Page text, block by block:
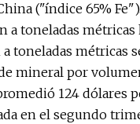
("índice 65%
toneladas métricas
toneladas métricas
mineral por
124 dólares
en el segundo